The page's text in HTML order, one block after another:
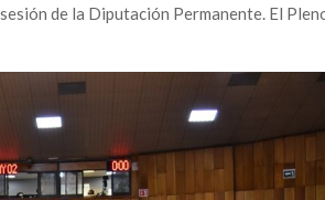
de la Diputación Permanente. El